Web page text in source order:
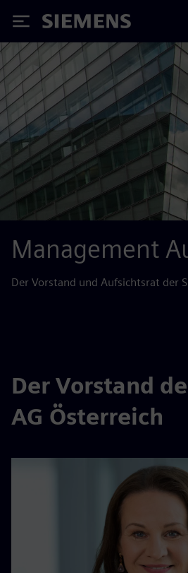
Siemens
Management
Der Vorstand und Aufsichtsrat der
Der Vorstand
AG Österreich